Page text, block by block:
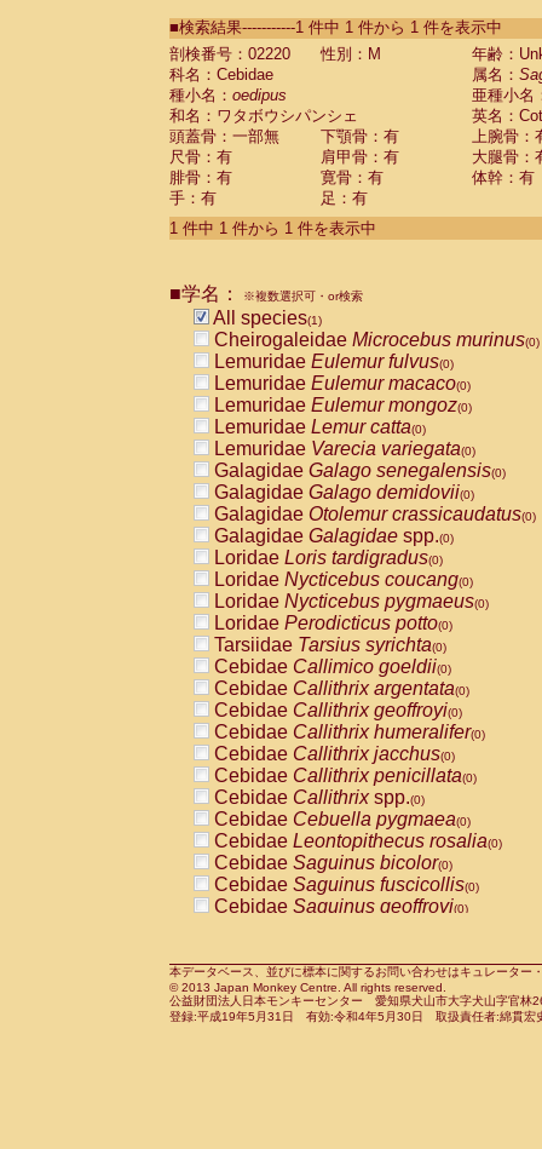
CebidaeSaguinus labiatus(0)
Cebidae Saguinus leucopus (0)
Cebidae
Cebidae
CebidaeSaguinus nigricollis (0)
Cebidae Saguinus oedipus
Cebidae Saguinus weddelli
Cebidae Saguinusspp.
Cebidae Aotus trivirgatus
Cebidae Cebus albifrons
CebidaeCebus nigrivittatus
CebidaeCebus
CebidaeSaimiri boliviensis(0)
CebidaeSaimiri sciureus(0)
AtelidaeAlouatta caraya(0)
AtelidaeAlouatta fusca(0)
AtelidaeAlouatta seniculus
AtelidaeAlouattaspp.(0)
AtelidaeAteles belzebuth(0)
AtelidaeAteles geoffroyi(0)
AtelidaeAteles paniscus(0)
AtelidaeAtelesspp.(0)
Atelidae Lagothrix lagothricha
AtelidaeLagothrix lagothricha cana
PitheciidaeCacajao calvus
PitheciidaeCallicebus cupreus
PitheciidaeCallicebus donacophilus
PitheciidaeCallicebus moloch
PitheciidaeCallicebus torquatus
PitheciidaeCallicebusspp.(0)
PitheciidaeChiropotes satanas(0)
PitheciidaePithecia monachus
PitheciidaePithecia pithecia(0)
CercopithecidaeCercocebus agilis
CercopithecidaeCercocebus
CercopithecidaeCercocebus
CercopithecidaeCercocebus
CercopithecidaeCercocebus
CercopithecidaeCercocebushybrid
CercopithecidaePapio anubis(0)
CercopithecidaePapio cynocephalus
CercopithecidaePapio hamadryas(0)
■検索結果-----------1 件中 1 件から 1 件を表示中
剖検番号：02220
性別：M
年齢：
科名：Cebidae
属名：
種小名： oedipus
亜種小名
和名：ワタボウシパンシェ
英名：
頭蓋骨：一部無
下顎骨：有
上腕骨：
尺骨：有
肩甲骨：有
大腿骨：
腓骨：有
寛骨：有
体幹：有
手：有
足：有
1 件中 1 件から 1 件を表示中
■学名： ※複数選択可・or検索
All species(1)
Cheirogaleidae Microcebus murinus(0)
Lemuridae Eulemur fulvus(0)
Lemuridae Eulemur macaco(0)
Lemuridae Eulemur mongoz(0)
Lemuridae Lemur catta(0)
Lemuridae Varecia variegata(0)
Galagidae Galago senegalensis(0)
Galagidae Galago demidovii(0)
Galagidae Otolemur crassicaudatus(0)
Galagidae Galagidae spp.(0)
Loridae Loris tardigradus(0)
Loridae Nycticebus coucang(0)
Loridae Nycticebus pygmaeus(0)
Loridae Perodicticus potto(0)
Tarsiidae Tarsius syrichta(0)
Cebidae Callimico goeldii(0)
Cebidae Callithrix argentata(0)
Cebidae Callithrix geoffroyi(0)
Cebidae Callithrix humeralifer(0)
Cebidae Callithrix jacchus(0)
Cebidae Callithrix penicillata(0)
Cebidae Callithrixspp.(0)
Cebidae Cebuella pygmaea(0)
Cebidae Leontopithecus rosalia(0)
Cebidae Saguinus bicolor(0)
Cebidae Saguinus fuscicollis(0)
Cebidae Saguinus geoffroyi(0)
CebidaeSaguinus leucopus(0)
CebidaeSaguinus midas(0)
Cebidae Saguinus mystax(0)
本データベース、並びに標本に関するお問い合わせはキュレータ
© 2013 Japan Monkey Centre. All rights reserved.
公益財団法人日本モンキーセンター 愛知県犬山市大字犬山字官
登録:平成19年5月31日 有効:令和4年5月30日 取扱責任者:綿貫宏